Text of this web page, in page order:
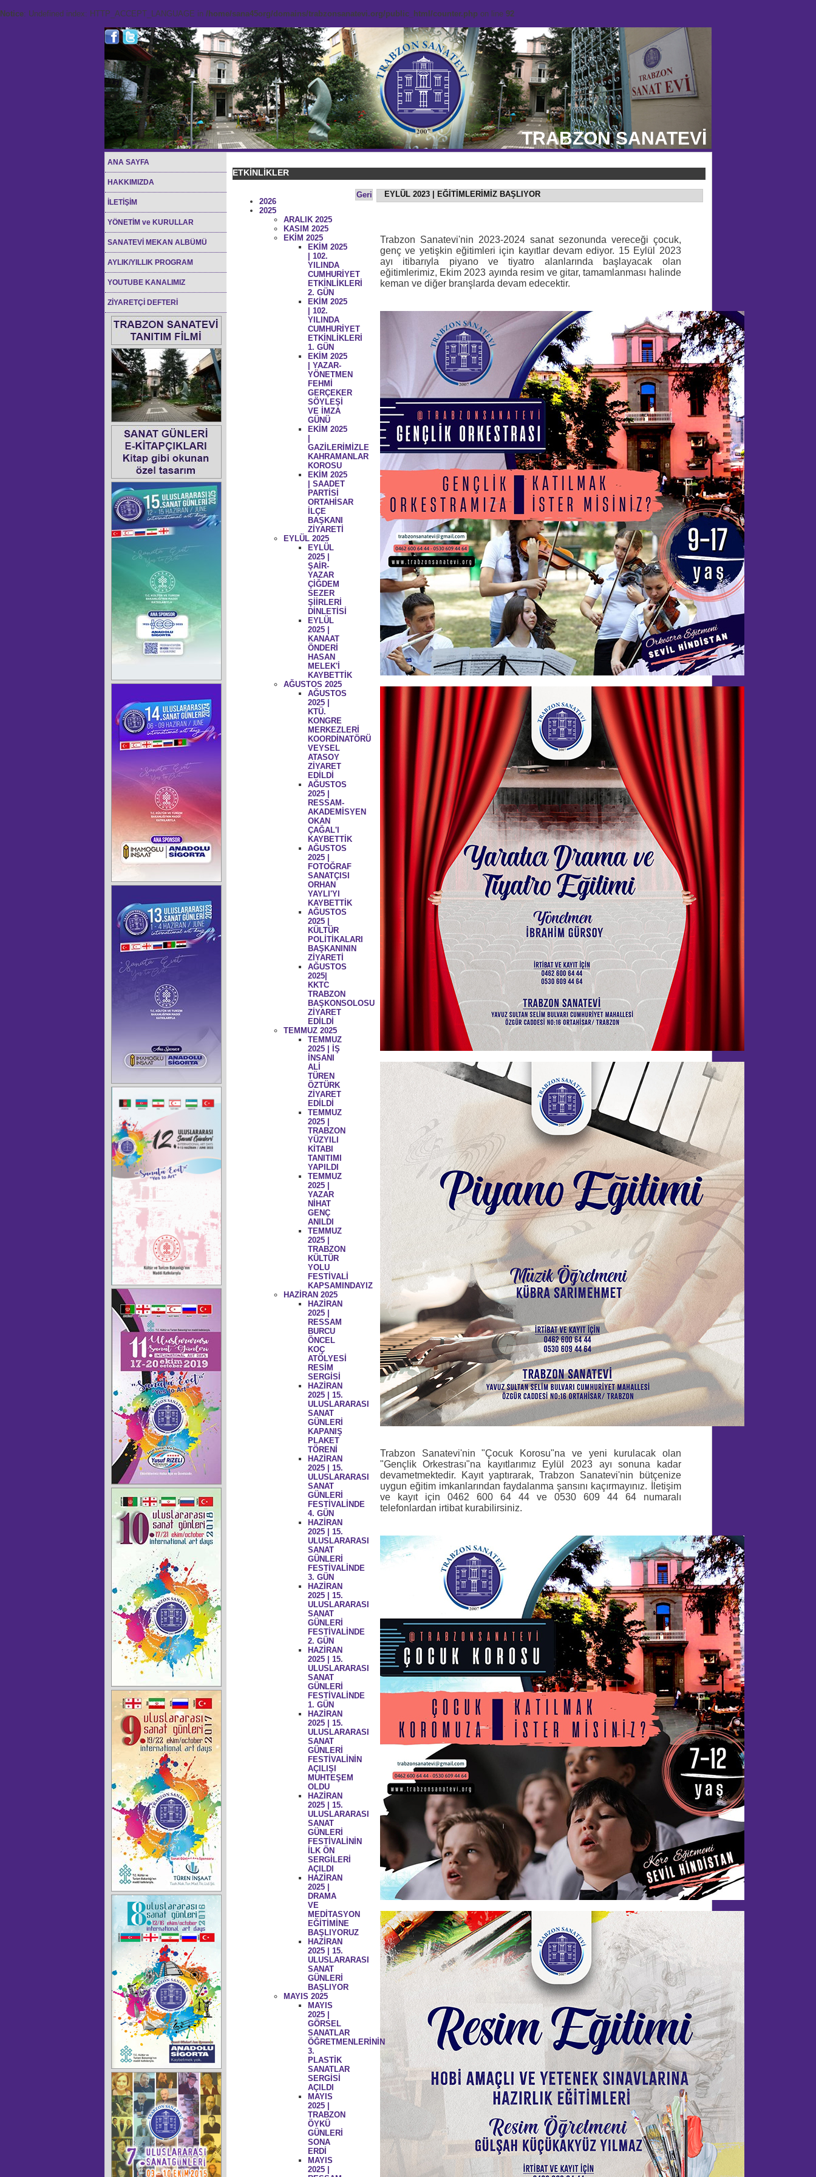
Notice: Undefined index: HTTP_ACCEPT_LANGUAGE in /home/sana45org/domains/trabzonsanatevi.org/public_html/counter.php on line 92
TRABZON SANATEVİ
ANA SAYFA
HAKKIMIZDA
İLETİŞİM
YÖNETİM ve KURULLAR
SANATEVİ MEKAN ALBÜMÜ
AYLIK/YILLIK PROGRAM
YOUTUBE KANALIMIZ
ZİYARETÇİ DEFTERİ
ETKİNLİKLER
Geri EYLÜL 2023 | EĞİTİMLERİMİZ BAŞLIYOR
Trabzon Sanatevi'nin 2023-2024 sanat sezonunda vereceği çocuk,
genç ve yetişkin eğitimleri için kayıtlar devam ediyor. 15 Eylül 2023
ayı itibarıyla piyano ve tiyatro alanlarında başlayacak olan
eğitimlerimiz, Ekim 2023 ayında resim ve gitar, tamamlanması halinde
keman ve diğer branşlarda devam edecektir.
Trabzon Sanatevi'nin "Çocuk Korosu"na ve yeni kurulacak olan
"Gençlik Orkestrası"na kayıtlarımız Eylül 2023 ayı sonuna kadar
devametmektedir. Kayıt yaptırarak, Trabzon Sanatevi'nin bütçenize
uygun eğitim imkanlarından faydalanma şansını kaçırmayınız. İletişim
ve kayıt için 0462 600 64 44 ve 0530 609 44 64 numaralı
telefonlardan irtibat kurabilirsiniz.
2026
2025
ARALIK 2025
KASIM 2025
EKİM 2025
EKİM 2025
| 102.
YILINDA
CUMHURİYET
ETKİNLİKLERİ
2. GÜN
EKİM 2025
| 102.
YILINDA
CUMHURİYET
ETKİNLİKLERİ
1. GÜN
EKİM 2025
| YAZAR-
YÖNETMEN
FEHMİ
GERÇEKER
SÖYLEŞİ
VE İMZA
GÜNÜ
EKİM 2025
GAZİLERİMİZLE
KAHRAMANLAR
KOROSU
EKİM 2025
| SAADET
PARTİSİ
ORTAHİSAR
İLÇE
BAŞKANI
ZİYARETİ
EYLÜL 2025
EYLÜL
2025 |
ŞAİR-
YAZAR
ÇİĞDEM
SEZER
ŞİİRLERİ
DİNLETİSİ
EYLÜL
2025 |
KANAAT
ÖNDERİ
HASAN
MELEK'İ
KAYBETTİK
AĞUSTOS 2025
AĞUSTOS
2025 |
KTÜ.
KONGRE
MERKEZLERİ
KOORDİNATÖRÜ
VEYSEL
ATASOY
ZİYARET
EDİLDİ
AĞUSTOS
2025 |
RESSAM-
AKADEMİSYEN
OKAN
ÇAĞAL'I
KAYBETTİK
AĞUSTOS
2025 |
FOTOĞRAF
SANATÇISI
ORHAN
YAYLI'YI
KAYBETTİK
AĞUSTOS
2025 |
KÜLTÜR
POLİTİKALARI
BAŞKANININ
ZİYARETİ
AĞUSTOS
2025|
KKTC
TRABZON
BAŞKONSOLOSU
ZİYARET
EDİLDİ
TEMMUZ 2025
TEMMUZ
2025 | İŞ
İNSANI
ALİ
TÜREN
ÖZTÜRK
ZİYARET
EDİLDİ
TEMMUZ
2025 |
TRABZON
YÜZYILI
KİTABI
TANITIMI
YAPILDI
TEMMUZ
2025 |
YAZAR
NİHAT
GENÇ
ANILDI
TEMMUZ
2025 |
TRABZON
KÜLTÜR
YOLU
FESTİVALİ
KAPSAMINDAYIZ
HAZİRAN 2025
HAZİRAN
2025 |
RESSAM
BURCU
ÖNCEL
KOÇ
ATÖLYESİ
RESİM
SERGİSİ
HAZİRAN
2025 | 15.
ULUSLARARASI
SANAT
GÜNLERİ
KAPANIŞ
PLAKET
TÖRENİ
HAZİRAN
2025 | 15.
ULUSLARARASI
SANAT
GÜNLERİ
FESTİVALİNDE
4. GÜN
HAZİRAN
2025 | 15.
ULUSLARARASI
SANAT
GÜNLERİ
FESTİVALİNDE
3. GÜN
HAZİRAN
2025 | 15.
ULUSLARARASI
SANAT
GÜNLERİ
FESTİVALİNDE
2. GÜN
HAZİRAN
2025 | 15.
ULUSLARARASI
SANAT
GÜNLERİ
FESTİVALİNDE
1. GÜN
HAZİRAN
2025 | 15.
ULUSLARARASI
SANAT
GÜNLERİ
FESTİVALİNİN
AÇILIŞI
MUHTEŞEM
OLDU
HAZİRAN
2025 | 15.
ULUSLARARASI
SANAT
GÜNLERİ
FESTİVALİNİN
İLK ÖN
SERGİLERİ
AÇILDI
HAZİRAN
2025 |
DRAMA
VE
MEDİTASYON
EĞİTİMİNE
BAŞLIYORUZ
HAZİRAN
2025 | 15.
ULUSLARARASI
SANAT
GÜNLERİ
BAŞLIYOR
MAYIS 2025
MAYIS
2025 |
GÖRSEL
SANATLAR
ÖĞRETMENLERİNİN
3.
PLASTİK
SANATLAR
SERGİSİ
AÇILDI
MAYIS
2025 |
TRABZON
ÖYKÜ
GÜNLERİ
SONA
ERDİ
MAYIS
2025 |